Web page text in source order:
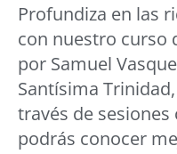
Profundiza en las
con nuestro curso
por Samuel
Santísima
través de
podrás conocer